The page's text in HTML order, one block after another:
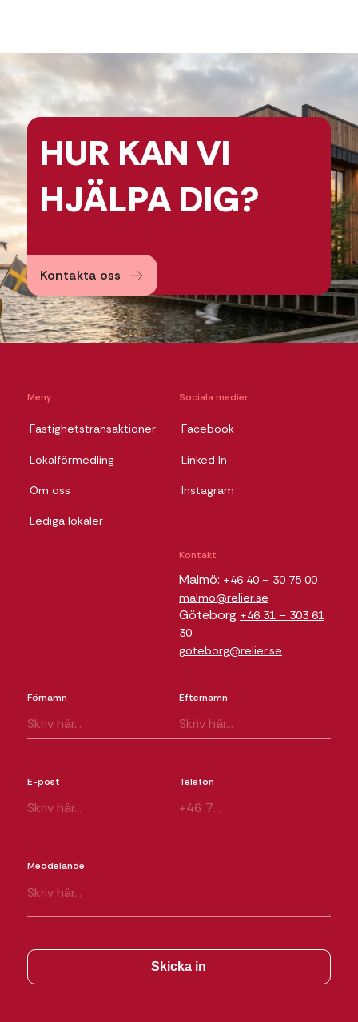
HUR KAN VI
HJÄLPADIG?
Kontakta oss
Meny
Fastighetstransaktioner
Lokalförmedling
Om oss
Lediga lokaler
Sociala medier
Facebook
Linked In
Instagram
Kontakt
Malmö: +46 40 – 30 75 00
malmo@relier.se
Göteborg +46 31 – 303 61
30
goteborg@relier.se
Förnamn Efternamn
E-post Telefon
Meddelande